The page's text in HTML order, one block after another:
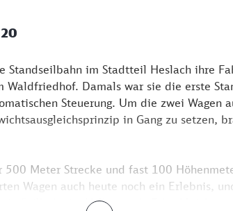
im Stadtteil Heslach ihre
Waldfriedhof. Damals war sie die erste
Steuerung. Um die zwei Wagen
in Gang zu setzen,
500 Meter Strecke und fast 100
Wagen auch heute noch ein Erlebnis,
Seilbahn im Volksmund